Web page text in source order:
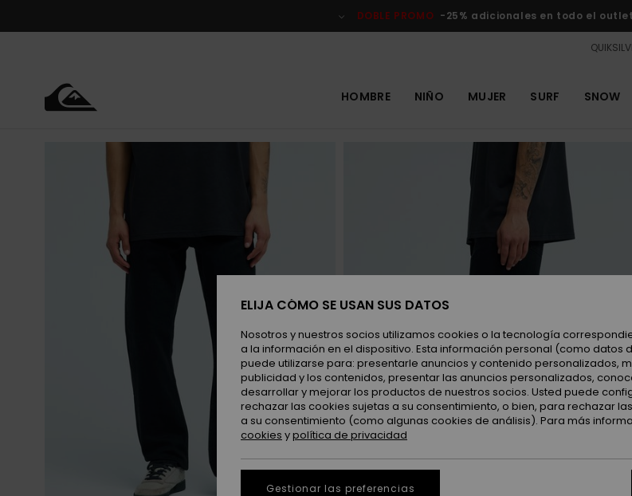
del
DOBLE PROMO -25% adicionales en todo el outlet
HOMBRE NIÑO MUJER SURF SNOW
ELIJA CÓMO SE USAN SUS DATOS
Nosotros y nuestros socios utilizamos cookies o la tecnología
a la información en el dispositivo. Esta información personal (como datos
puede utilizarse para: presentarle anuncios y contenido personalizados,
publicidad y los contenidos, presentar las anuncios personalizados,
desarrollar y mejorar los productos de nuestros socios. Usted puede
rechazar las cookies sujetas a su consentimiento, o bien, para rechazar
a su consentimiento (como algunas cookies de análisis). Para más
cookies ypolítica de privacidad
Gestionar las preferencias